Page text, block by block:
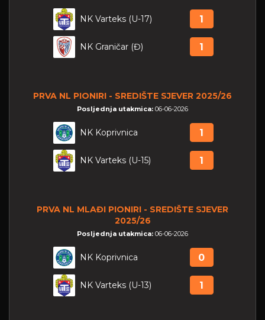
NK Varteks (U-17) 1
NK Graničar (Đ) 1
PRVA NL PIONIRI - SREDIŠTE SJEVER 2025/26
Posljednja utakmica: 06-06-2026
NK Koprivnica 1
NK Varteks (U-15) 1
PRVA NL MLAĐI PIONIRI - SREDIŠTE SJEVER
2025/26
Posljednja utakmica: 06-06-2026
NK Koprivnica 0
NK Varteks (U-13) 1